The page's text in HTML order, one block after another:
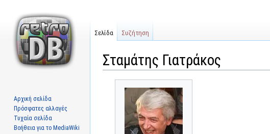
Σταμάτης Γιατράκος
πλοήγηση
αναζήτηση
Σελίδα Συζήτηση
Αρχική σελίδα
Πρόσφατες αλλαγές
Τυχαία σελίδα
Βοήθεια για το MediaWiki